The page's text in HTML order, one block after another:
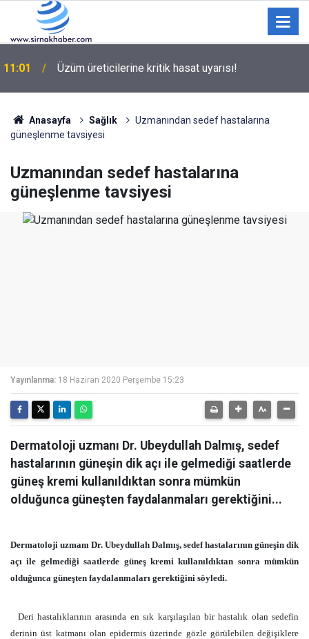
10:43 Yolcu otobüsü kamyonete çarptı: 1 ölü, 15 yaralı
Anasayfa Sağlık
Uzmanından sedef hastalarına
güneşlenme tavsiyesi
Uzmanından sedef hastalarına
güneşlenme tavsiyesi
Yayınlanma: 18 Haziran 2020 Perşembe 15:23
Dermatoloji uzmanı Dr. Ubeydullah Dalmış, sedef
hastalarının güneşin dik açı ile gelmediği saatlerde
güneş kremi kullanıldıktan sonra mümkün
olduğunca güneşten faydalanmaları gerektiğini...
Dermatoloji uzmanı Dr. Ubeydullah Dalmış, sedef hastalarının güneşin dik
açı ile gelmediği saatlerde güneş kremi kullanıldıktan sonra mümkün
olduğunca güneşten faydalanmaları gerektiğini söyledi.
Deri hastalıklarının arasında en sık karşılaşılan bir hastalık olan sedefin
derinin üst katmanı olan epidermis üzerinde gözle görülebilen değişiklere